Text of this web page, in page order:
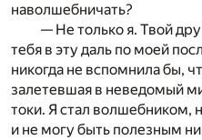
наволшебничать?
— Не только я. Твой
тебя в эту даль по моей
никогда не вспомнила бы,
залетевшая в неведомый
токи. Я стал волшебником,
и не могу быть полезным